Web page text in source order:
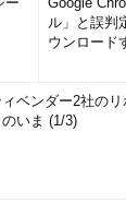
ル」と誤判
ウンロード
ベンダー2社の
いま (1/3)